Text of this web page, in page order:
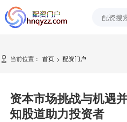
当前位置： 首页 > 配资门户
资本市场挑战与机遇
知股道助力投资者